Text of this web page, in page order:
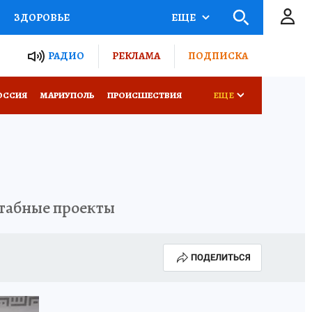
ЗДОРОВЬЕ
РОССИИ
ЕЩЕ
РАДИО РЕКЛАМА ПОДПИСКА
МАРИУПОЛЬ ПРОИСШЕСТВИЯ ЕЩЕ
проекты
ПОДЕЛИТЬСЯ